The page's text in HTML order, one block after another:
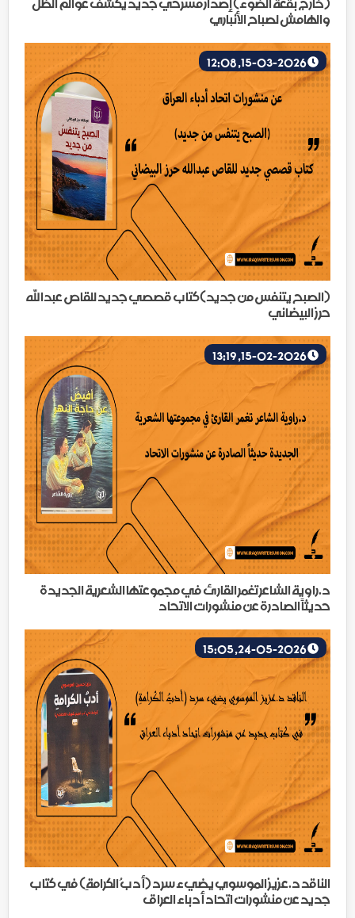
والهامش لصباح الأنباري
(الصبح يتنفس من جديد)كتاب قصصي جديد للقاص عبدالله
حرز البيضاني
د.راوية الشاعر تغمر القارئ في مجموعتها الشعرية الجديدة
حديثاً الصادرة عن منشورات الاتحاد
الناقد د.عزيز الموسوي يضيء سرد (أدبُ الكرامةِ) في كتاب
جديد عن منشورات اتحاد أدباء العراق